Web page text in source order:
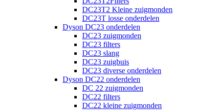
DC23T2 Kleine zuigmonden
DC23T losse onderdelen
Dyson DC23 onderdelen
DC23 zuigmonden
DC23 filters
DC23 slang
DC23 zuigbuis
DC23 diverse onderdelen
Dyson DC22 onderdelen
DC 22 zuigmonden
DC22 filters
DC22 kleine zuigmonden